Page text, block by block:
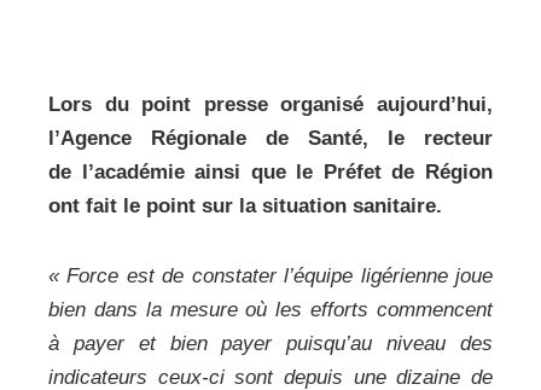
Lors du point presse organisé aujourd’hui,
l’Agence Régionale de Santé, le recteur
de l’académie ainsi que le Préfet de Région
ont fait le point sur la situation sanitaire.
« Force est de constater l’équipe ligérienne joue
bien dans la mesure où les efforts commencent
à payer et bien payer puisqu’au niveau des
indicateurs ceux-ci sont depuis une dizaine de